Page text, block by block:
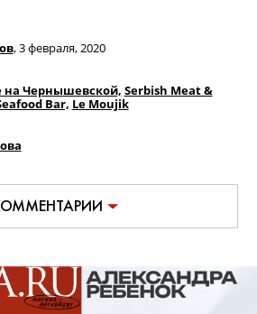
,3 февраля, 2020
на Чернышевской, Serbish Meat &
Bar, Le Moujik